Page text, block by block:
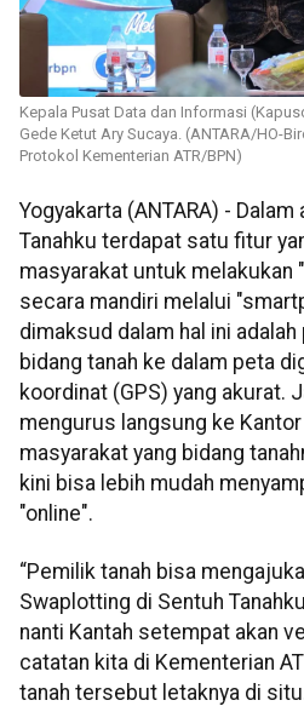
Kepala Pusat Data dan Informasi
Gede Ketut Ary Sucaya. (ANTARA/HO-
Protokol Kementerian ATR/BPN)
Yogyakarta (ANTARA) -
Tanahku terdapat satu fitur
masyarakat untuk melakukan
secara mandiri melalui
dimaksud dalam hal ini
bidang tanah ke dalam peta
koordinat (GPS) yang akurat.
mengurus langsung ke
masyarakat yang bidang
kini bisa lebih mudah
"online".
“Pemilik tanah bisa
Swaplotting di Sentuh
nanti Kantah setempat akan
catatan kita di Kementerian
tanah tersebut letaknya di